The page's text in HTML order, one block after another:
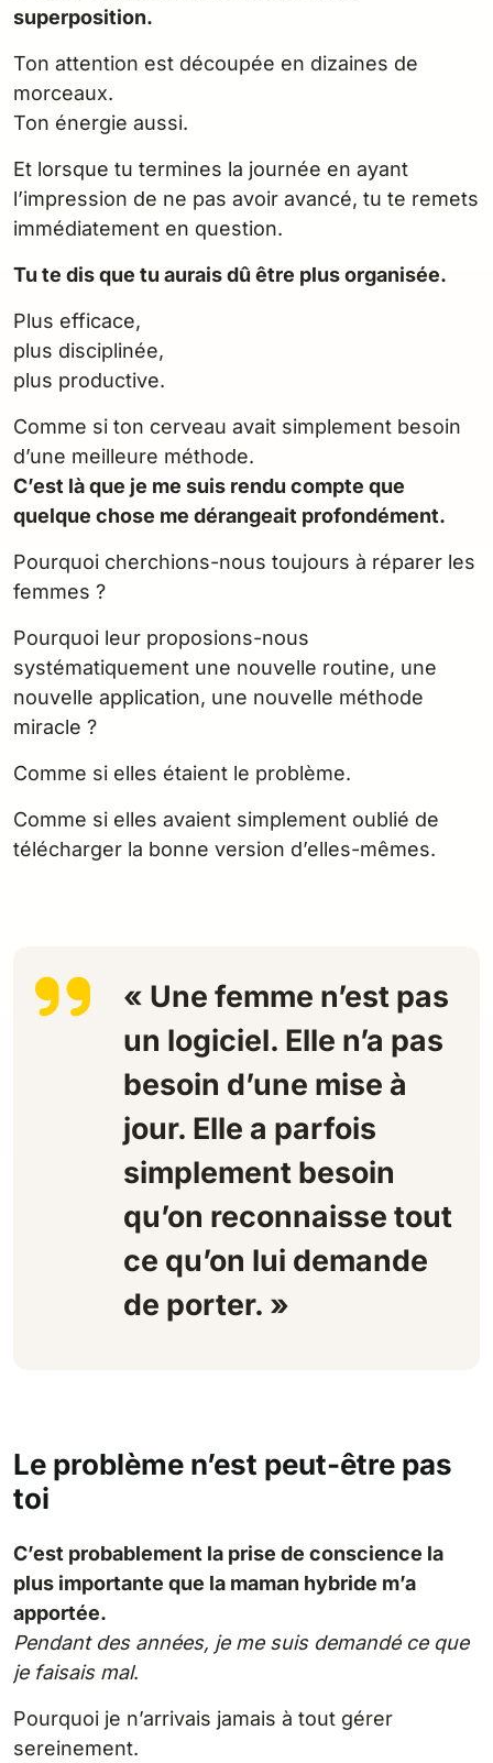
superposition.
Ton attention est découpée en dizaines de
morceaux.
Ton énergie aussi.
Et lorsque tu termines la journée en ayant
l’impression de ne pas avoir avancé, tu te remets
immédiatement en question.
Tu te dis que tu aurais dû être plus organisée.
Plus efficace,
plus disciplinée,
plus productive.
Comme si ton cerveau avait simplement besoin
d’une meilleure méthode.
C’est là que je me suis rendu compte que
quelque chose me dérangeait profondément.
Pourquoi cherchions-nous toujours à réparer les
femmes ?
Pourquoi leur proposions-nous
systématiquement une nouvelle routine, une
nouvelle application, une nouvelle méthode
miracle ?
Comme si elles étaient le problème.
Comme si elles avaient simplement oublié de
télécharger la bonne version d’elles-mêmes.
« Une femme n’est pas
un logiciel. Elle n’a pas
besoin d’une mise à
jour. Elle a parfois
simplement besoin
qu’on reconnaisse tout
ce qu’on lui demande
de porter. »
Le problème n’est peut-être pas
toi
C’est probablement la prise de conscience la
plus importante que la maman hybride m’a
apportée.
Pendant des années, je me suis demandé ce que
je faisais mal.
Pourquoi je n’arrivais jamais à tout gérer
sereinement.